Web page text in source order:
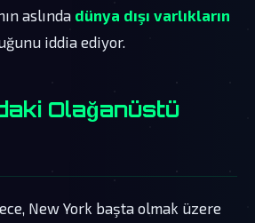
aslında dünya dışı varlıkların
iddia ediyor.
Olağanüstü
New York başta olmak üzere